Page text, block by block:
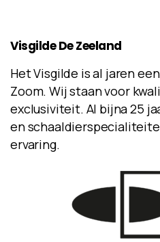
Visgilde DeZeeland
Het Visgilde is al jaren
Zoom. Wij staan voor
exclusiviteit. Al bijna 25
en
ervaring.